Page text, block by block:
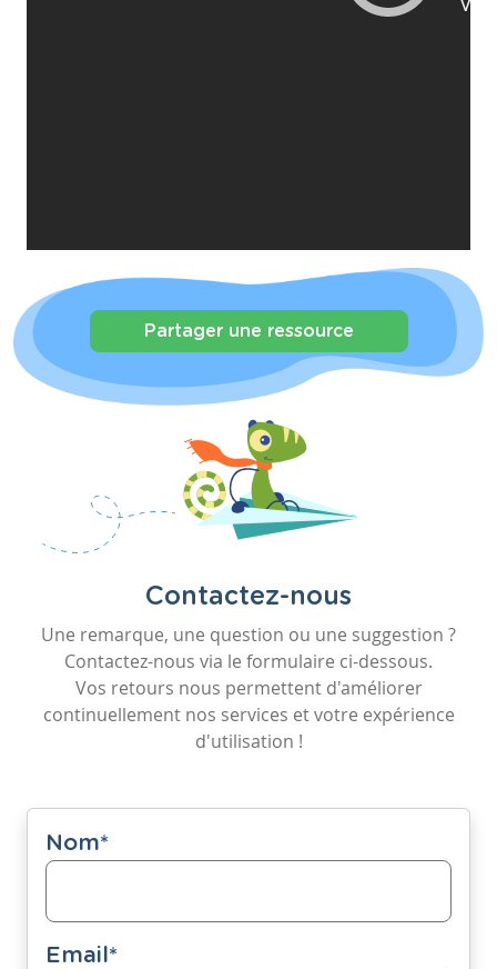
Partager une ressource
Contactez-nous
Une remarque, une question ou une suggestion ?
Contactez-nous via le formulaire ci-dessous.
Vos retours nous permettent d'améliorer
continuellement nos services et votre expérience
d'utilisation !
Nom*
Email*